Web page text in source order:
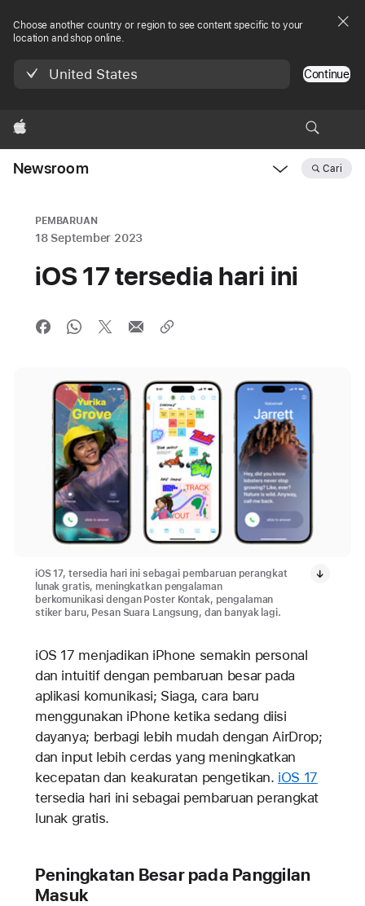
Choose another country or region to see content specific to your
location and shop online.
United States Continue
Apple
Newsroom Cari
PEMBARUAN
18 September 2023
iOS 17 tersedia hari ini
iOS 17, tersedia hari ini sebagai pembaruan perangkat
lunak gratis, meningkatkan pengalaman
berkomunikasi dengan Poster Kontak, pengalaman
stiker baru, Pesan Suara Langsung, dan banyak lagi.
iOS 17 menjadikan iPhone semakin personal
dan intuitif dengan pembaruan besar pada
aplikasi komunikasi; Siaga, cara baru
menggunakan iPhone ketika sedang diisi
dayanya; berbagi lebih mudah dengan AirDrop;
dan input lebih cerdas yang meningkatkan
kecepatan dan keakuratan pengetikan. iOS 17
tersedia hari ini sebagai pembaruan perangkat
lunak gratis.
Peningkatan Besar pada Panggilan
Masuk